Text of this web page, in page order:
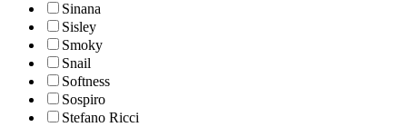
Sinana
Sisley
Smoky
Snail
Softness
Sospiro
Stefano Ricci